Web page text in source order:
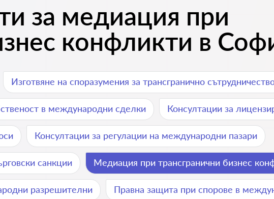
за медиация при
конфликти в
Изготвяне на споразумения за трансгранично
в международни сделки Консултации за
Консултации за регулации на международни пазари
санкции Медиация при трансгранични бизнес
разрешителни Правна защита при спорове в